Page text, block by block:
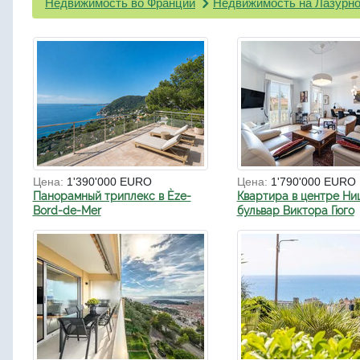
Недвижимость во Франции Недвижимость на
Цена: 1'390'000 EURO
Панорамный триплекс в Èze-
Bord-de-Mer
Цена: 1'790'000 EURO
Квартира в центре
бульвар Виктора Гюго